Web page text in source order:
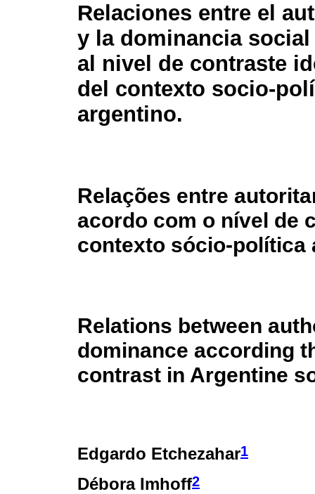
Relaciones entre el
y la dominancia
al nivel de contraste
del contexto socio-
argentino.
Relações entre
acordo com o nível de
contexto sócio-política
Relations between
dominance according
contrast in Argentine
Edgardo Etchezahar1
Débora Imhoff2